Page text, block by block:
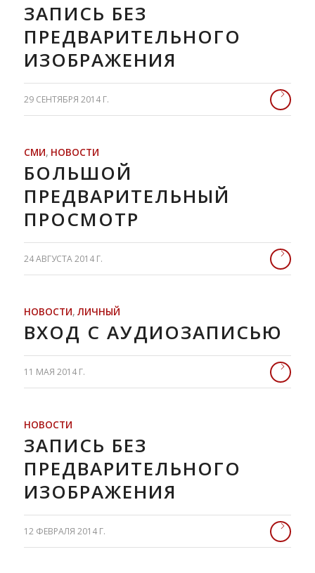
ЗАПИСЬ БЕЗ
ПРЕДВАРИТЕЛЬНОГО
ИЗОБРАЖЕНИЯ
29 СЕНТЯБРЯ 2014 Г.
СМИ, НОВОСТИ
БОЛЬШОЙ
ПРЕДВАРИТЕЛЬНЫЙ
ПРОСМОТР
24 АВГУСТА 2014 Г.
НОВОСТИ, ЛИЧНЫЙ
ВХОД С АУДИОЗАПИСЬЮ
11 МАЯ 2014 Г.
НОВОСТИ
ЗАПИСЬ БЕЗ
ПРЕДВАРИТЕЛЬНОГО
ИЗОБРАЖЕНИЯ
12 ФЕВРАЛЯ 2014 Г.